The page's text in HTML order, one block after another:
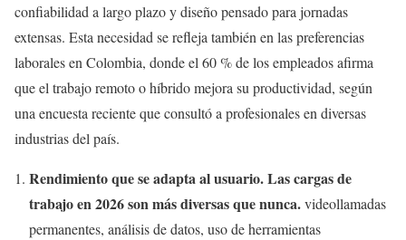
confiabilidad a largo plazo y diseño pensado para jornadas
extensas. Esta necesidad se refleja también en las preferencias
laborales en Colombia, donde el 60 % de los empleados afirma
que el trabajo remoto o híbrido mejora su productividad, según
una encuesta reciente que consultó a profesionales en diversas
industrias del país.
Rendimiento que se adapta al usuario. Las cargas de
trabajo en 2026 son más diversas que nunca.videollamadas
permanentes, análisis de datos, uso de herramientas